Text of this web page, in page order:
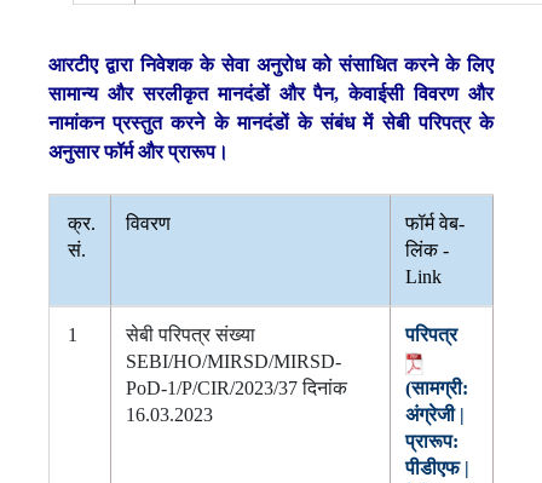
आरटीए द्वारा निवेशक के सेवा अनुरोध को संसाधित करने के लिए
सामान्य और सरलीकृत मानदंडों और पैन, केवाईसी विवरण और
नामांकन प्रस्तुत करने के मानदंडों के संबंध में सेबी परिपत्र के
अनुसार फॉर्म और प्रारूप।
क्र.
सं.
विवरण
फॉर्म वेब-
लिंक -
Link
1
सेबी परिपत्र संख्या
SEBI/HO/MIRSD/MIRSD-
PoD-1/P/CIR/2023/37 दिनांक
16.03.2023
परिपत्र
(सामग्री:
अंग्रेजी |
प्रारूप:
पीडीएफ |